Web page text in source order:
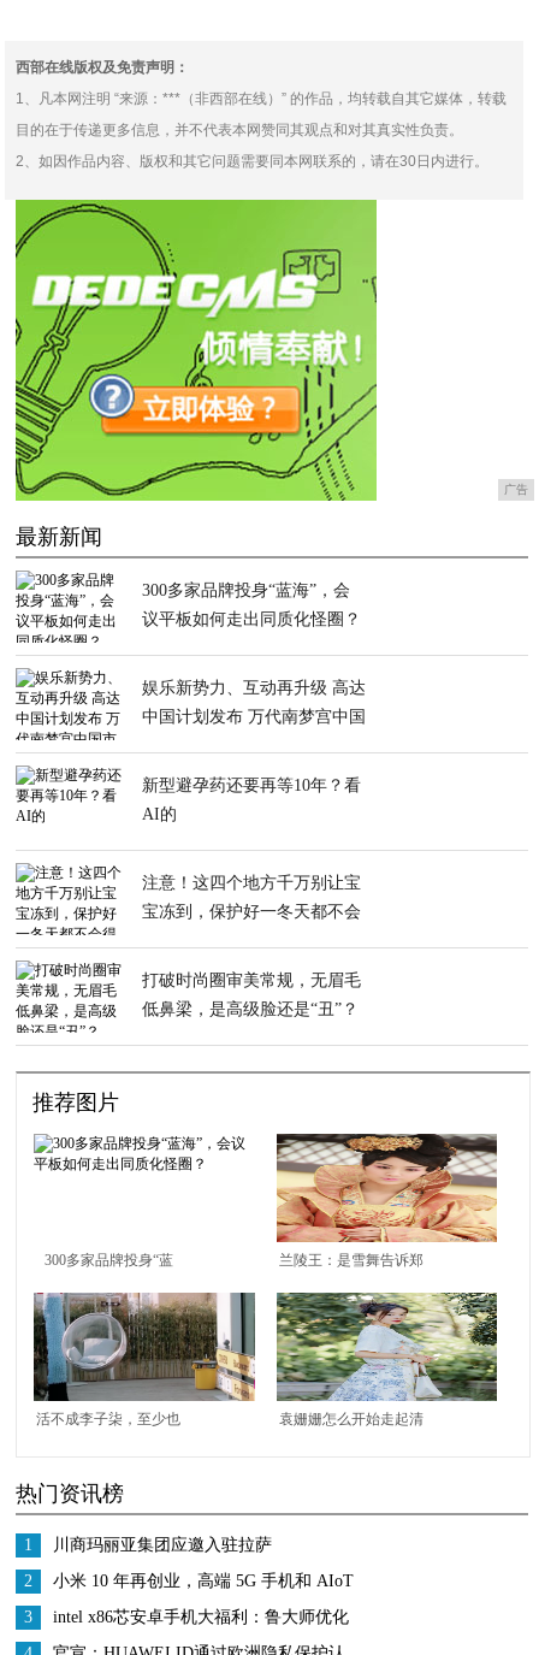
西部在线版权及免责声明：
1、凡本网注明 “来源：***（非西部在线）” 的作品，均转载自其它媒体，转载
目的在于传递更多信息，并不代表本网赞同其观点和对其真实性负责。
2、如因作品内容、版权和其它问题需要同本网联系的，请在30日内进行。
广告
最新新闻
300多家品牌投身“蓝海”，会
议平板如何走出同质化怪圈？
娱乐新势力、互动再升级 高达
中国计划发布 万代南梦宫中国
新型避孕药还要再等10年？看
AI的
注意！这四个地方千万别让宝
宝冻到，保护好一冬天都不会
打破时尚圈审美常规，无眉毛
低鼻梁，是高级脸还是“丑”？
推荐图片
300多家品牌投身“蓝
海”，会议平板如何走
出同质化怪圈？
兰陵王：是雪舞告诉郑
儿她是未来的兰陵王
妃，所以她又有什么
错。
活不成李子柒，至少也 袁姗姗怎么开始走起清
热门资讯榜
1
川商玛丽亚集团应邀入驻拉萨
2
小米 10 年再创业，高端 5G 手机和 AIoT
有多少机会？
3
intel x86芯安卓手机大福利：鲁大师优化
上线